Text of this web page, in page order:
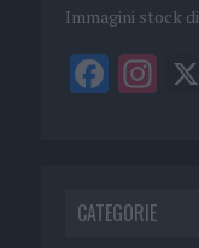
Immagini stock di
CATEGORIE